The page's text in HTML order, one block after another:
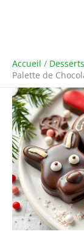
Accueil
Desserts
Palette de